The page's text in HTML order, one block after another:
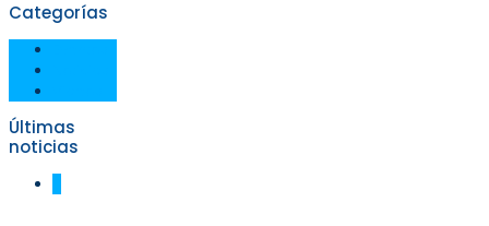
Categorías
Últimas
noticias